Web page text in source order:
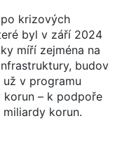
krizových
byl v září 2024
míří zejména na
budov
už v programu
– k podpoře
korun.